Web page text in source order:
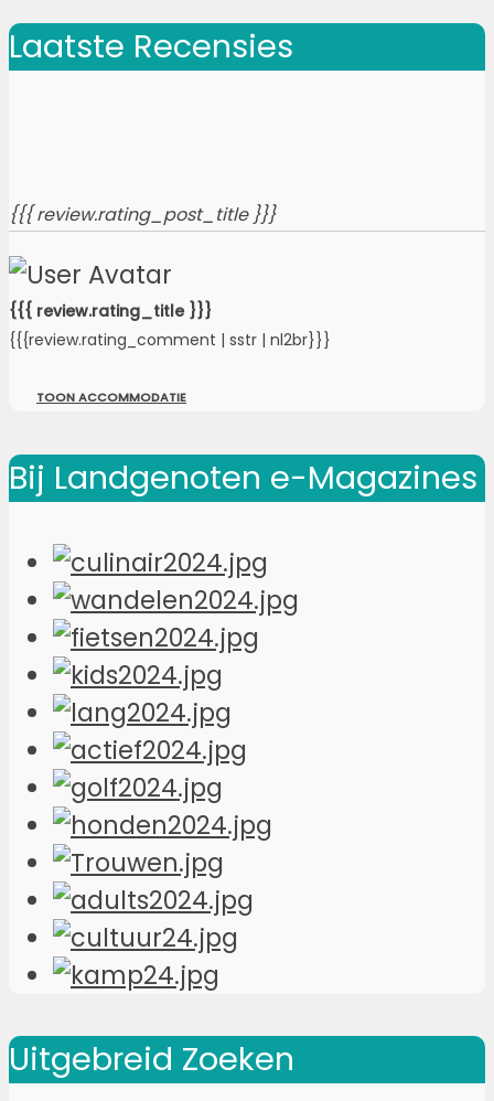
Laatste Recensies
{{{ review.rating_post_title }}}
{{{ review.rating_title }}}
{{{review.rating_comment | sstr | nl2br}}}
TOON ACCOMMODATIE
Bij Landgenoten e-Magazines
Uitgebreid Zoeken